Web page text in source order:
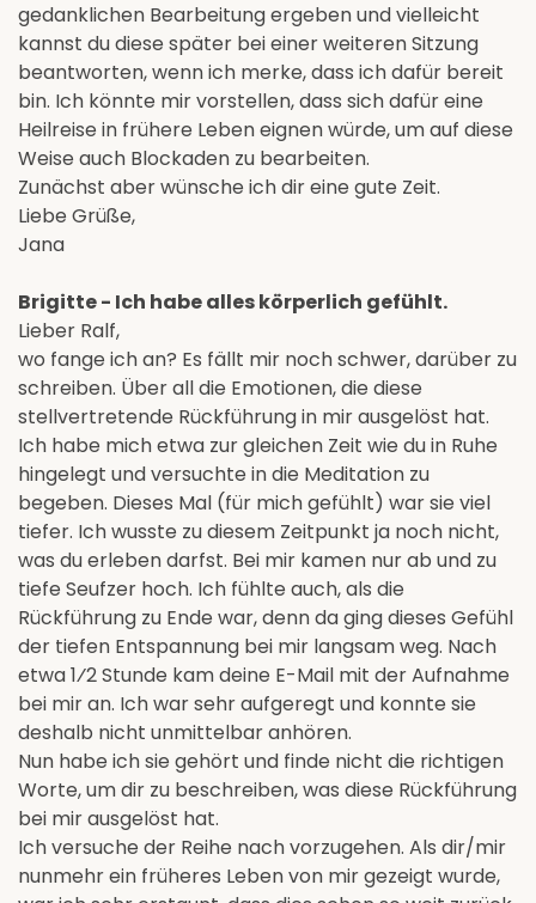
gedanklichen Bearbeitung ergeben und vielleicht
kannst du diese später bei einer weiteren Sitzung
beantworten, wenn ich merke, dass ich dafür bereit
bin. Ich könnte mir vorstellen, dass sich dafür eine
Heilreise in frühere Leben eignen würde, um auf diese
Weise auch Blockaden zu bearbeiten.
Zunächst aber wünsche ich dir eine gute Zeit.
Liebe Grüße,
Jana
Brigitte - Ich habe alles körperlich gefühlt.
Lieber Ralf,
wo fange ich an? Es fällt mir noch schwer, darüber zu
schreiben. Über all die Emotionen, die diese
stellvertretende Rückführung in mir ausgelöst hat.
Ich habe mich etwa zur gleichen Zeit wie du in Ruhe
hingelegt und versuchte in die Meditation zu
begeben. Dieses Mal (für mich gefühlt) war sie viel
tiefer. Ich wusste zu diesem Zeitpunkt ja noch nicht,
was du erleben darfst. Bei mir kamen nur ab und zu
tiefe Seufzer hoch. Ich fühlte auch, als die
Rückführung zu Ende war, denn da ging dieses Gefühl
der tiefen Entspannung bei mir langsam weg. Nach
etwa 1⁄2 Stunde kam deine E-Mail mit der Aufnahme
bei mir an. Ich war sehr aufgeregt und konnte sie
deshalb nicht unmittelbar anhören.
Nun habe ich sie gehört und finde nicht die richtigen
Worte, um dir zu beschreiben, was diese Rückführung
bei mir ausgelöst hat.
Ich versuche der Reihe nach vorzugehen. Als dir/mir
nunmehr ein früheres Leben von mir gezeigt wurde,